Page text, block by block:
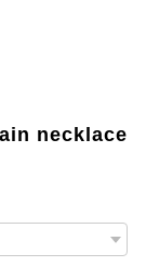
necklace